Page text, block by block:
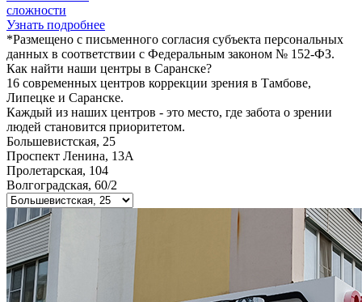
сложности
Узнать подробнее
*Размещено с письменного согласия субъекта персональных
данных в соответствии с Федеральным законом № 152-ФЗ.
Как найти наши центры в Саранске?
16 современных центров коррекции зрения в Тамбове,
Липецке и Саранске.
Каждый из наших центров - это место, где забота о зрении
людей становится приоритетом.
Большевистская, 25
Проспект Ленина, 13А
Пролетарская, 104
Волгоградская, 60/2